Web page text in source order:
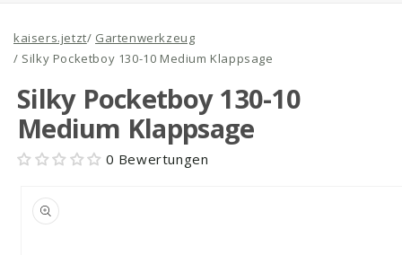
Inhalt
kaisers.jetzt/ Gartenwerkzeug
/ Silky Pocketboy 130-10 Medium Klappsage
Silky Pocketboy 130-10
Medium Klappsage
0 Bewertungen